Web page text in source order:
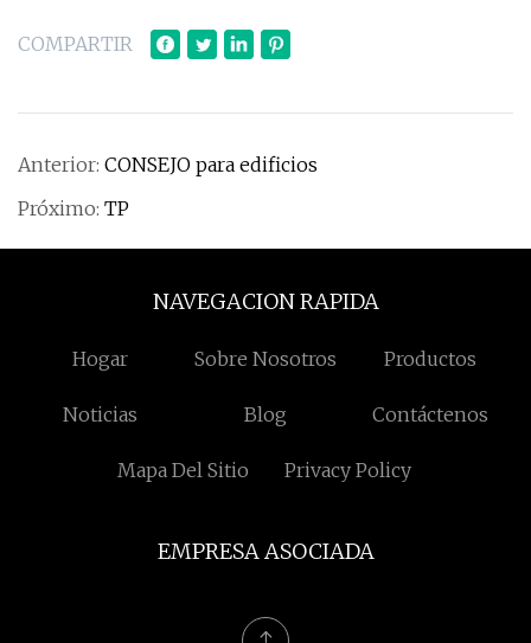
COMPARTIR
Anterior: CONSEJO para edificios
Próximo: TP
NAVEGACION RAPIDA
Hogar Sobre Nosotros Productos
Noticias Blog Contáctenos
Mapa Del Sitio Privacy Policy
EMPRESA ASOCIADA